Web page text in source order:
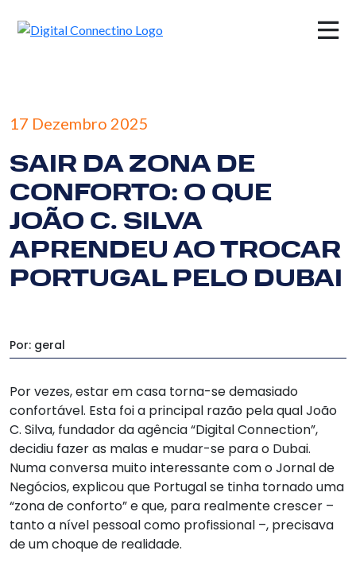
×
17 Dezembro 2025
SAIR DA ZONA DE
CONFORTO: O QUE
JOÃO C. SILVA
APRENDEU AO TROCAR
PORTUGAL PELO DUBAI
Por: geral
Por vezes, estar em casa torna-se demasiado
confortável. Esta foi a principal razão pela qual João
C. Silva, fundador da agência “Digital Connection”,
decidiu fazer as malas e mudar-se para o Dubai.
Numa conversa muito interessante com o Jornal de
Negócios, explicou que Portugal se tinha tornado uma
“zona de conforto” e que, para realmente crescer –
tanto a nível pessoal como profissional –, precisava
de um choque de realidade.